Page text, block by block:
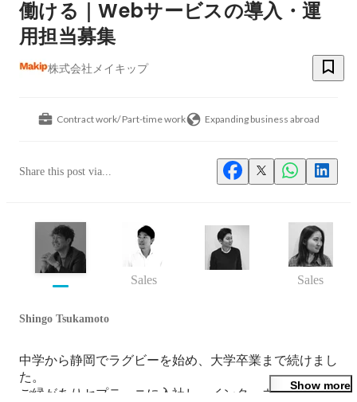
働ける｜Webサービスの導入・運
用担当募集
株式会社メイキップ
Contract work/ Part-time work Expanding business abroad
Share this post via...
Sales Sales
Shingo Tsukamoto
中学から静岡でラグビーを始め、大学卒業まで続けまし
た。
ご縁がありセプテーニに入社し、インターネット広告周り
Show more